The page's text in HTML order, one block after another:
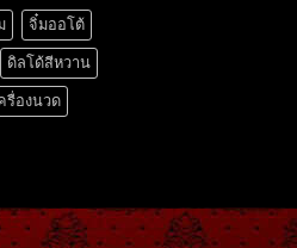
จิ๋มออโต้
ดิลโด้สีหวาน
รื่องนวด